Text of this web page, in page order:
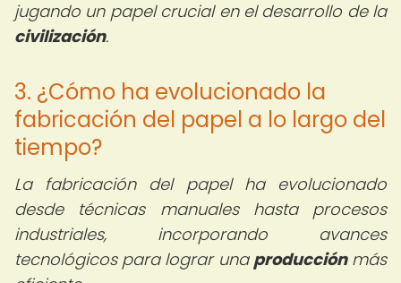
jugando un papel crucial en el desarrollo de la
civilización.
3. ¿Cómo ha evolucionado la
fabricación del papel a lo largo del
tiempo?
La fabricación del papel ha evolucionado
desde técnicas manuales hasta procesos
industriales, incorporando avances
tecnológicos para lograr una producciónmás